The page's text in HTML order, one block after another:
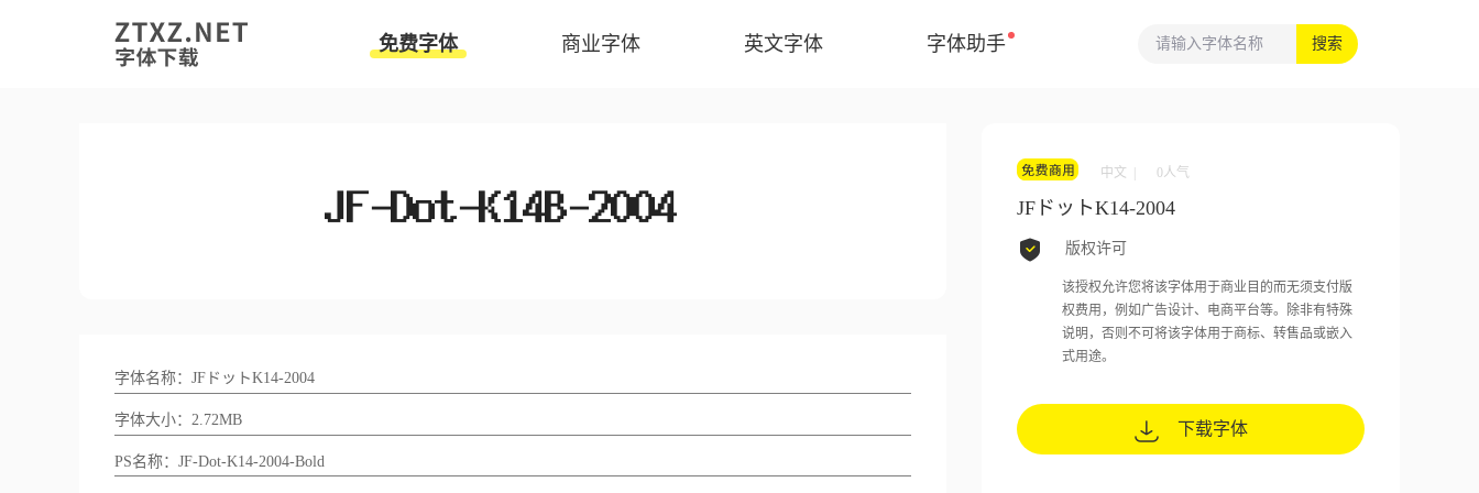
免费字体 商业字体 英文字体 字体助手 搜索
字体名称：JFドットK14-2004
字体大小：2.72MB
PS名称：JF-Dot-K14-2004-Bold
中文 | 0人气
JFドットK14-2004
版权许可
该授权允许您将该字体用于商业目的而无须支付版
权费用，例如广告设计、电商平台等。除非有特殊
说明，否则不可将该字体用于商标、转售品或嵌入
式用途。
下载字体